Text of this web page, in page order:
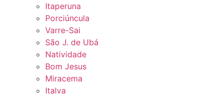
Itaperuna
Porciúncula
Varre-Sai
São J. de Ubá
Natividade
Bom Jesus
Miracema
Italva